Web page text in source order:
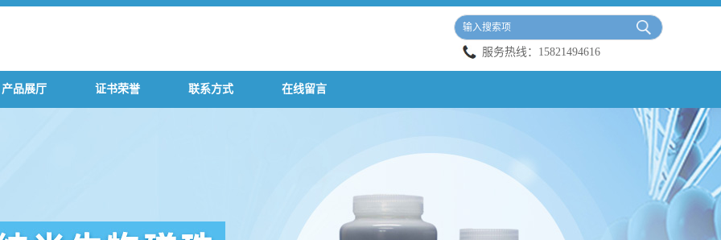
服务热线： 15821494616
产品展厅 证书荣誉 联系方式 在线留言